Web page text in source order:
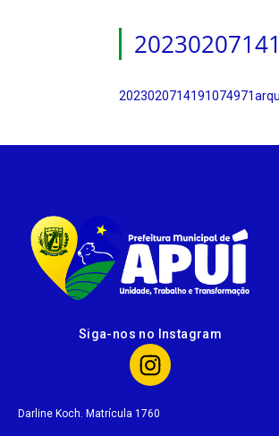
Siga-nos no Instagram
Darline Koch. Matrícula 1760